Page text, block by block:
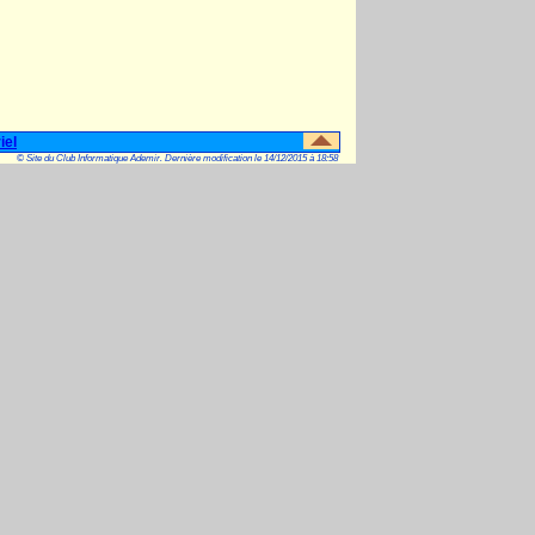
© Site du Club Informatique Ademir. Dernière modification le 14/12/2015 à 18:58